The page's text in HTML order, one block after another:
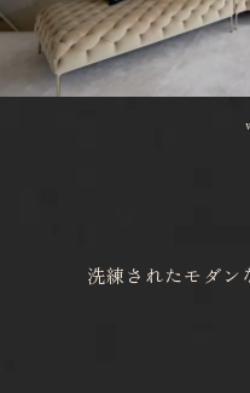
洗練されたモダン